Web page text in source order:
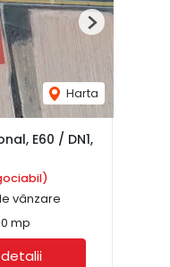
Harta
Next
E60 / DN1,
vânzare
mp